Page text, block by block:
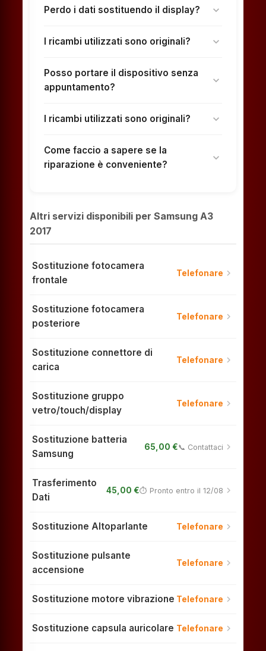
Perdo i dati sostituendo il display? expand_more
I ricambi utilizzati sono originali? expand_more
Posso portare il dispositivo senza
appuntamento?
expand_more
I ricambi utilizzati sono originali? expand_more
Come faccio a sapere se la
riparazione è conveniente?
expand_more
Altri servizi disponibili per Samsung A3
2017
Sostituzione fotocamera
frontale
Telefonare chevron_right
Sostituzione fotocamera
posteriore
Telefonare chevron_right
Sostituzione connettore di
carica
Telefonare chevron_right
Sostituzione gruppo
vetro/touch/display
Telefonare chevron_right
Sostituzione batteria
Samsung
65,00 €📞 Contattaci chevron_right
Trasferimento
Dati
45,00 €⏱ Pronto entro il 12/08 chevron_right
Sostituzione Altoparlante Telefonare chevron_right
Sostituzione pulsante
accensione
Telefonare chevron_right
Sostituzione motore vibrazione Telefonare chevron_right
Sostituzione capsula auricolare Telefonare chevron_right